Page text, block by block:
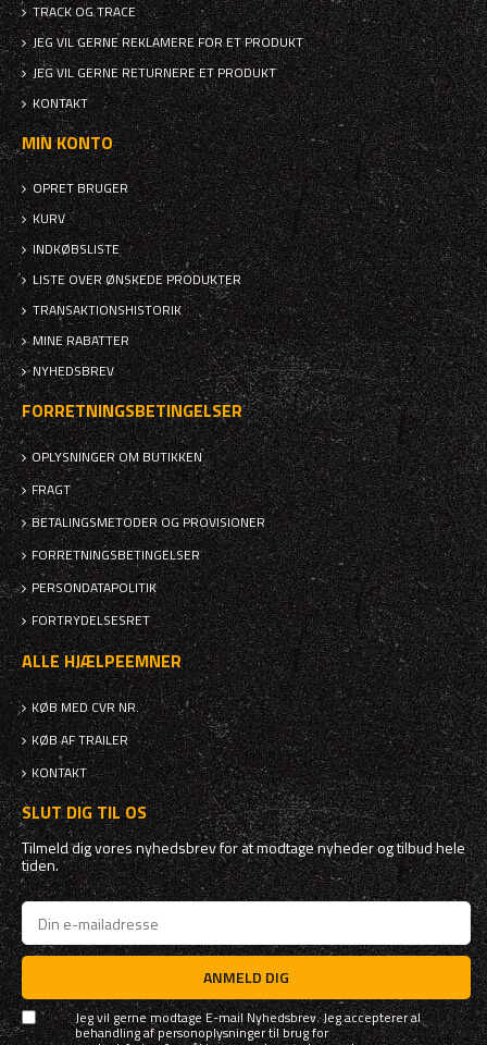
TRACK OG TRACE
JEG VIL GERNE REKLAMERE FOR ET PRODUKT
JEG VIL GERNE RETURNERE ET PRODUKT
KONTAKT
MIN KONTO
OPRET BRUGER
KURV
INDKØBSLISTE
LISTE OVER ØNSKEDE PRODUKTER
TRANSAKTIONSHISTORIK
MINE RABATTER
NYHEDSBREV
FORRETNINGSBETINGELSER
OPLYSNINGER OM BUTIKKEN
FRAGT
BETALINGSMETODER OG PROVISIONER
FORRETNINGSBETINGELSER
PERSONDATAPOLITIK
FORTRYDELSESRET
ALLE HJÆLPEEMNER
KØB MED CVR NR.
KØB AF TRAILER
KONTAKT
SLUT DIG TIL OS
Tilmeld dig vores nyhedsbrev for at modtage nyheder og tilbud hele
tiden.
ANMELD DIG
Jeg vil gerne modtage E-mail Nyhedsbrev. Jeg accepterer al
behandling af personoplysninger til brug for